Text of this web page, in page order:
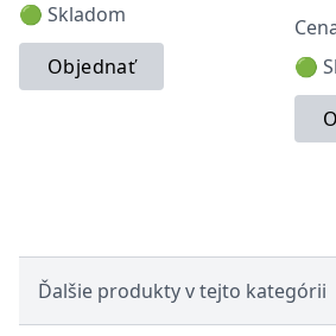
🟢 Skladom
Objednať
🟢
Ďalšie produkty v tejto kategórii